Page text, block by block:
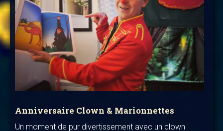
Anniversaire Clown & Marionnettes
Un moment de pur divertissement avec un clown